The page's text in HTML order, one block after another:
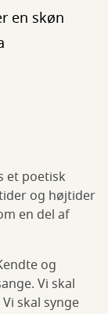
en skøn
et poetisk
og højtider
en del af
og
Vi skal
skal synge